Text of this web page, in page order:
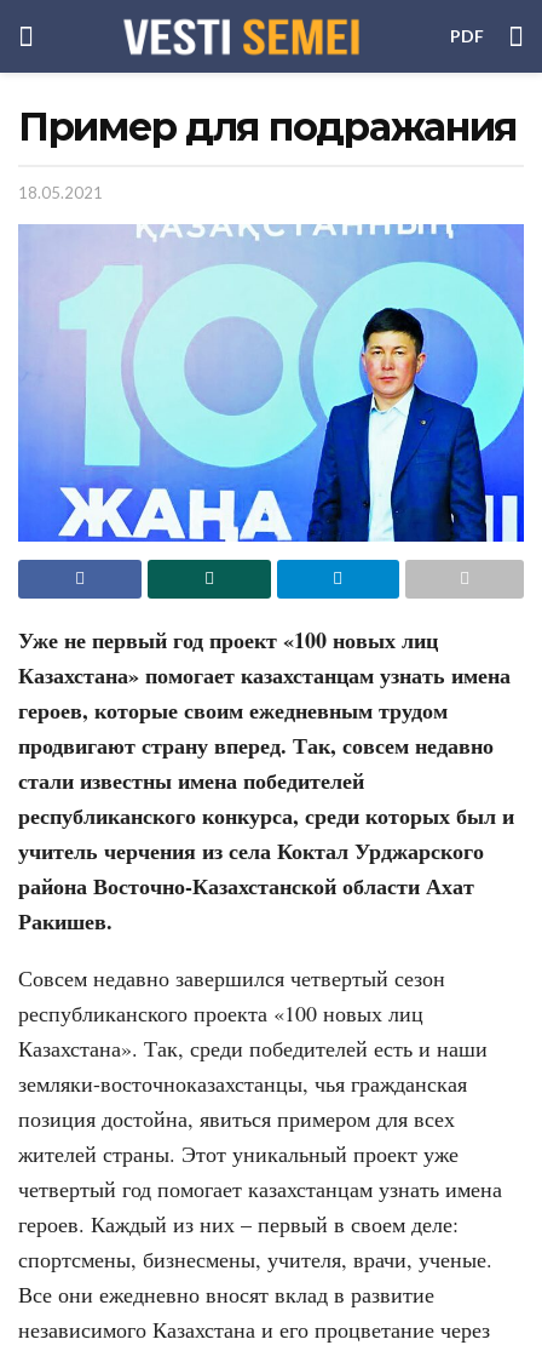
PDF
Пример для подражания
18.05.2021
Уже не первый год проект «100 новых лиц
Казахстана» помогает казахстанцам узнать имена
героев, которые своим ежедневным трудом
продвигают страну вперед. Так, совсем недавно
стали известны имена победителей
республиканского конкурса, среди которых был и
учитель черчения из села Коктал Урджарского
района Восточно-Казахстанской области Ахат
Ракишев.
Совсем недавно завершился четвертый сезон
республиканского проекта «100 новых лиц
Казахстана». Так, среди победителей есть и наши
земляки-восточноказахстанцы, чья гражданская
позиция достойна, явиться примером для всех
жителей страны. Этот уникальный проект уже
четвертый год помогает казахстанцам узнать имена
героев. Каждый из них – первый в своем деле:
спортсмены, бизнесмены, учителя, врачи, ученые.
Все они ежедневно вносят вклад в развитие
независимого Казахстана и его процветание через